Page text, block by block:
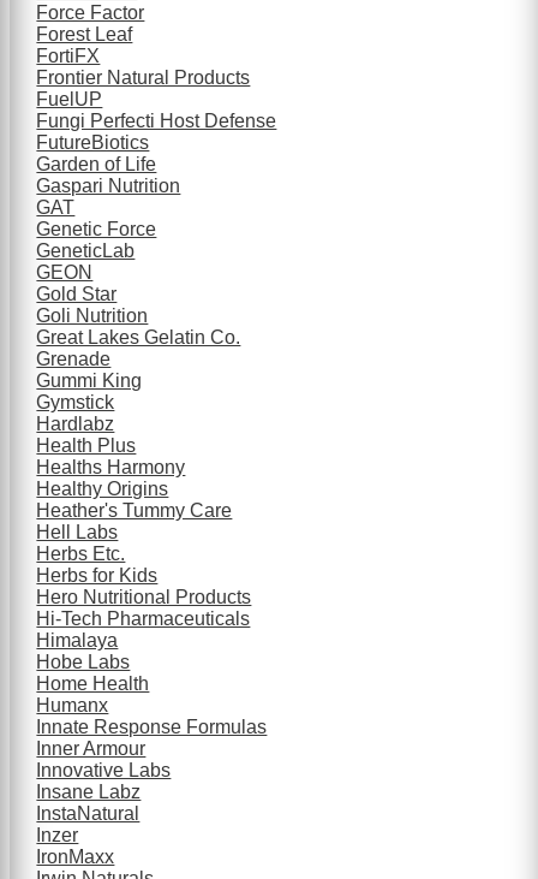
Force Factor
Forest Leaf
FortiFX
Frontier Natural Products
FuelUP
Fungi Perfecti Host Defense
FutureBiotics
Garden of Life
Gaspari Nutrition
GAT
Genetic Force
GeneticLab
GEON
Gold Star
Goli Nutrition
Great Lakes Gelatin Co.
Grenade
Gummi King
Gymstick
Hardlabz
Health Plus
Healths Harmony
Healthy Origins
Heather's Tummy Care
Hell Labs
Herbs Etc.
Herbs for Kids
Hero Nutritional Products
Hi-Tech Pharmaceuticals
Himalaya
Hobe Labs
Home Health
Humanx
Innate Response Formulas
Inner Armour
Innovative Labs
Insane Labz
InstaNatural
Inzer
IronMaxx